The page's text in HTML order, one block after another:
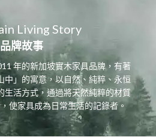
Living Story
品牌故事
年的新加坡實木家具品牌，有著
中」的寓意，以自然、純粹、永恒
生活方式，通過將天然純粹的材質
使家具成為日常生活的記錄者。